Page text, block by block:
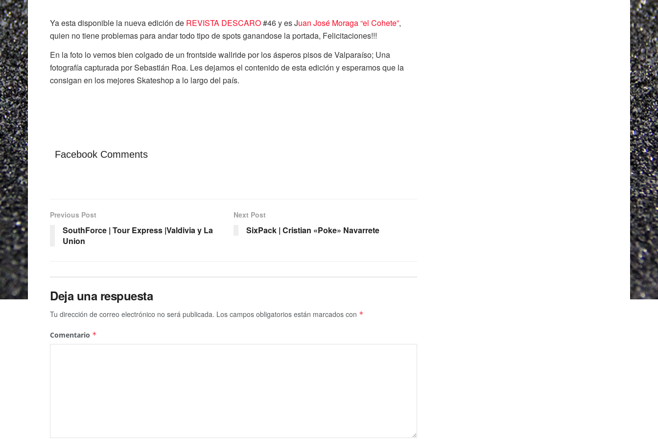
Ya esta disponible la nueva edición de REVISTA DESCARO#46 y es Juan José Moraga “el Cohete”,
quien no tiene problemas para andar todo tipo de spots ganandose la portada, Felicitaciones!!!
En la foto lo vemos bien colgado de un frontside wallride por los ásperos pisos de Valparaíso; Una
fotografía capturada por Sebastián Roa. Les dejamos el contenido de esta edición y esperamos que la
consigan en los mejores Skateshop a lo largo del país.
Facebook Comments
Previous Post
SouthForce | Tour Express |Valdivia y La
Union
Next Post
SixPack | Cristian «Poke» Navarrete
Deja una respuesta
Tu dirección de correo electrónico no será publicada. Los campos obligatorios están marcados con *
Comentario *